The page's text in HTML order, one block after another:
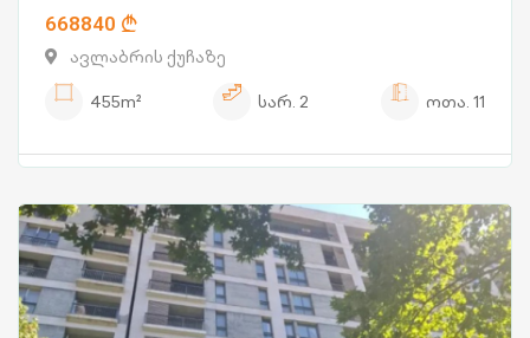
668840
ავლაბრის ქუჩაზე
455m²
სარ. 2 ოთა. 11